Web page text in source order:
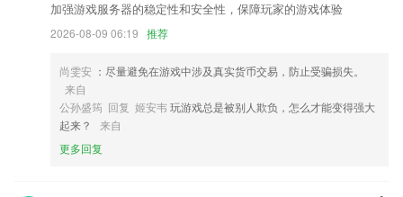
1.让大家在线学习好国画方面的知识更轻松，了解对应的知识点更简单。
2.全部品牌内容可以自选，可以在此得到沧海拾遗的原创诗歌。
3.·行业辅导名师倾情解析，为司法考试备考加满能量；
4.20人小班管理，统一课程进度，安排作业，每日打卡，军事化管理。
5.·内置简硬笔楷书行书、王羲之颜真卿等大师的各种字体可供选择
6.】语音调速、单句播放，只显示英文，定时关闭、学习闹钟、学习记录
加强游戏服务器的稳定性和安全性，保障玩家的游戏体验
2026-08-09 06:19 推荐
尚雯安 ：尽量避免在游戏中涉及真实货币交易，防止受骗损失。
来自
公孙盛筠 回复 姬安韦玩游戏总是被别人欺负，怎么才能变得强大
起来？
来自
更多回复